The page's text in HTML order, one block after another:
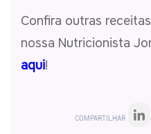
Confira outras
nossa Nutricionista
aqui!
COMPARTILHAR